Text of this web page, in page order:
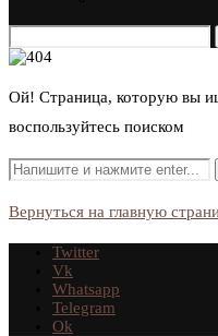
Ой! Страница, которую вы
воспользуйтесь поиском
Вернуться на главную
Twitter
Vk
Whatsapp
Telegram
Ok